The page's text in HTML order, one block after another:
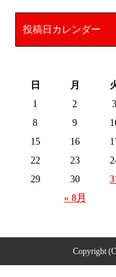
投稿日カレンダー
日 月
« 8月
1 2 3
8
9
15
16
22
23
29
30
Copyright